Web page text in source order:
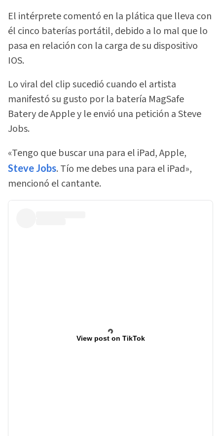
El intérprete comentó en la plática que lleva con
él cinco baterías portátil, debido a lo mal que lo
pasa en relación con la carga de su dispositivo
IOS.
Lo viral del clip sucedió cuando el artista
manifestó su gusto por la batería MagSafe
Batery de Apple y le envió una petición a Steve
Jobs.
«Tengo que buscar una para el iPad, Apple,
Steve Jobs. Tío me debes una para el iPad»,
mencionó el cantante.
View post on TikTok